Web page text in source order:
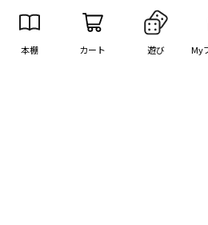
本棚 カート 遊び My